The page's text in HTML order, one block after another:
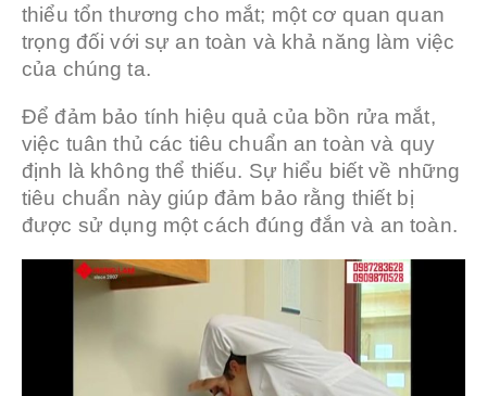
thiểu tổn thương cho mắt; một cơ quan quan
trọng đối với sự an toàn và khả năng làm việc
của chúng ta.
Để đảm bảo tính hiệu quả của bồn rửa mắt,
việc tuân thủ các tiêu chuẩn an toàn và quy
định là không thể thiếu. Sự hiểu biết về những
tiêu chuẩn này giúp đảm bảo rằng thiết bị
được sử dụng một cách đúng đắn và an toàn.